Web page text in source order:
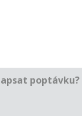
poptávku?